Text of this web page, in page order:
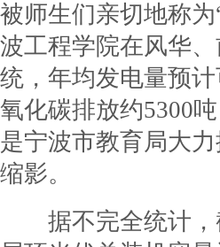
被师生们亲切地称
波工程学院在风华
统，年均发电量预
氧化碳排放约5300
是宁波市教育局大
缩影。
据不完全统计，